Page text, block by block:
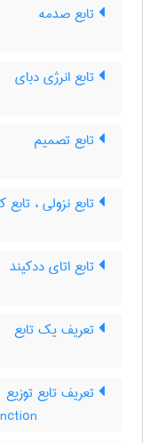
تابع صدمه
تابع انرژی دبای
تابع تصمیم
تابع نزولی ،
تابع اتای ددکیند
تعریف یک تابع
تعریف تابع توزیع